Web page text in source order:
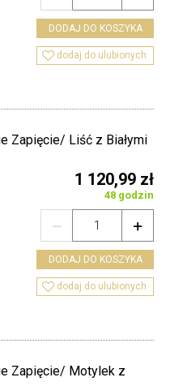
DODAJ DO KOSZYKA
 dodaj do ulubionych
Zapięcie/ Liść z Białymi
1 120,99 zł
48 godzin


DODAJ DO KOSZYKA
 dodaj do ulubionych
Zapięcie/ Motylek z